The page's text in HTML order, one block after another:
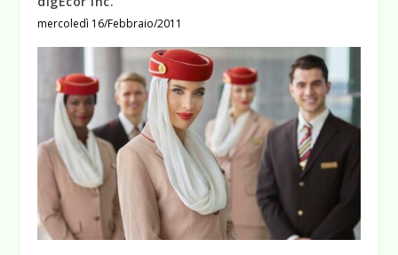
mercoledì 16/Febbraio/2011